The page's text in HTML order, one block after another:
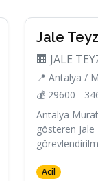
Jale
🏢 JALE
📍 Antalya /
💰 29600 -
Antalya
gösteren
Acil